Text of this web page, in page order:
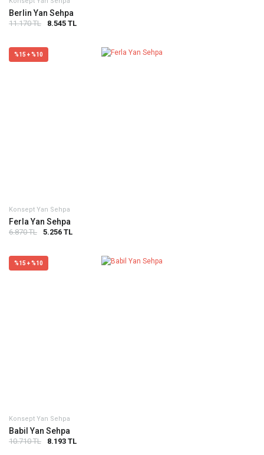
Berlin Yan Sehpa
11.170 TL 8.545 TL
%15 + %10
Konsept Yan Sehpa
Ferla Yan Sehpa
6.870 TL 5.256 TL
%15 + %10
Konsept Yan Sehpa
Babil Yan Sehpa
10.710 TL 8.193 TL